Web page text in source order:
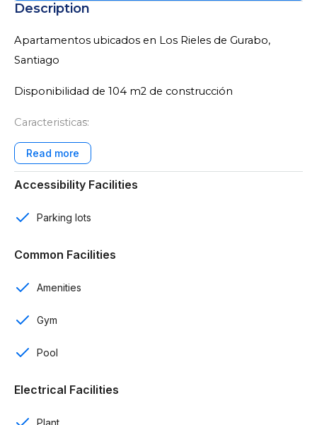
Description
Apartamentos ubicados en Los Rieles de Gurabo,
Santiago
Disponibilidad de 104 m2 de construcción
Caracteristicas:
Edificaciones de 4 niveles
3 rooms
2 baños
Accessibility Facilities
Parking lots
Common Facilities
Amenities
Gym
Pool
Electrical Facilities